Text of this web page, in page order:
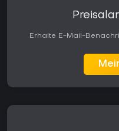
Erhalte E-Mail-